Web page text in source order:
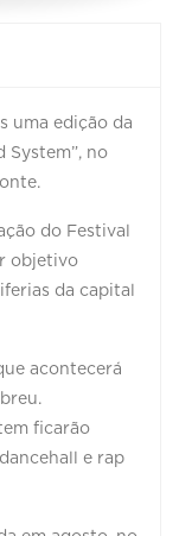
uma edição da
System”, no
do Festival
objetivo
da capital
acontecerá
ficarão
e rap